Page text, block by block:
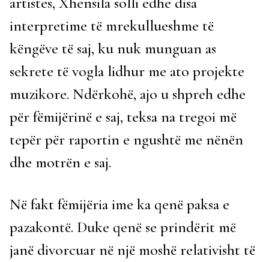
interpretime të mrekullueshme të
këngëve të saj, ku nuk munguan as
sekrete të vogla lidhur me ato projekte
muzikore. Ndërkohë, ajo u shpreh edhe
për fëmijërinë e saj, teksa na tregoi më
tepër për raportin e ngushtë me nënën
dhe motrën e saj.
Në fakt fëmijëria ime ka qenë paksa e
pazakontë. Duke qenë se prindërit më
janë divorcuar në një moshë relativisht të